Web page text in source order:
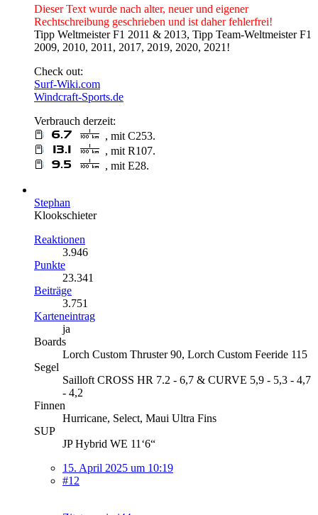
Dieser Text wurde nach alter, neuer und eigener
Rechtschreibung geschrieben und ist daher fehlerfrei!
Tipp Weltmeister F1 2011 & 2013, Tipp Team-Weltmeister F1
2009, 2010, 2011, 2017, 2019, 2020, 2021!
Check out:
Surf-Wiki.com
Windcraft-Sports.de
Verbrauch derzeit:
, mit C253.
, mit R107.
, mit E28.
Stephan
Klookschieter
Reaktionen
3.946
Punkte
23.341
Beiträge
3.751
Karteneintrag
ja
Boards
Lorch Custom Thruster 90, Lorch Custom Feeride 115
Segel
Sailloft CROSS HR 7.2 - 6,7 & CURVE 5,9 - 5,3 - 4,7
- 4,2
Finnen
Hurricane, Select, Maui Ultra Fins
SUP
JP Hybrid WE 11‘6“
15. April 2025 um 10:19
#12